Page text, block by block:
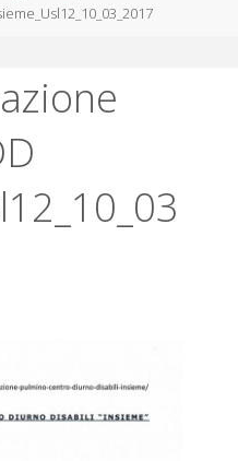
P
R
T I
IA